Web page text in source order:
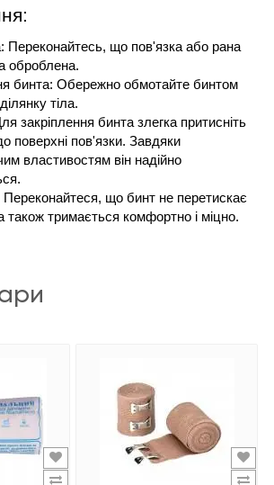
Переконайтесь, що пов'язка або рана
оброблена.
бинта: Обережно обмотайте бинтом
тіла.
закріплення бинта злегка притисніть
поверхні пов'язки. Завдяки
властивостям він надійно
Переконайтеся, що бинт не перетискає
а також тримається комфортно і міцно.